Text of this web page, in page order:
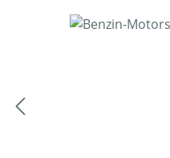
Bildergalerie überspringen